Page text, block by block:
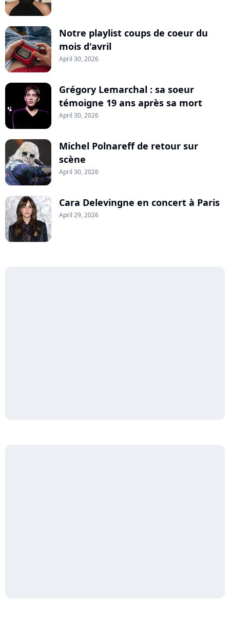
Notre playlist coups de coeur du
mois d'avril
April 30, 2026
Grégory Lemarchal : sa soeur
témoigne 19 ans après sa mort
April 30, 2026
Michel Polnareff de retour sur
scène
April 30, 2026
Cara Delevingne en concert à Paris
April 29, 2026